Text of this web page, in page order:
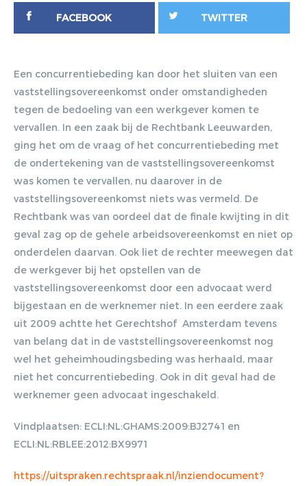
FACEBOOK TWITTER
Een concurrentiebeding kan door het sluiten van een
vaststellingsovereenkomst onder omstandigheden
tegen de bedoeling van een werkgever komen te
vervallen. In een zaak bij de Rechtbank Leeuwarden,
ging het om de vraag of het concurrentiebeding met
de ondertekening van de vaststellingsovereenkomst
was komen te vervallen, nu daarover in de
vaststellingsovereenkomst niets was vermeld. De
Rechtbank was van oordeel dat de finale kwijting in dit
geval zag op de gehele arbeidsovereenkomst en niet op
onderdelen daarvan. Ook liet de rechter meewegen dat
de werkgever bij het opstellen van de
vaststellingsovereenkomst door een advocaat werd
bijgestaan en de werknemer niet. In een eerdere zaak
uit 2009 achtte het Gerechtshof Amsterdam tevens
van belang dat in de vaststellingsovereenkomst nog
wel het geheimhoudingsbeding was herhaald, maar
niet het concurrentiebeding. Ook in dit geval had de
werknemer geen advocaat ingeschakeld.
Vindplaatsen: ECLI:NL:GHAMS:2009:BJ2741 en
ECLI:NL:RBLEE:2012:BX9971
https://uitspraken.rechtspraak.nl/inziendocument?